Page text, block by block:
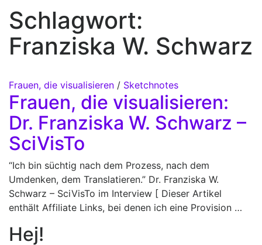
Schlagwort:
Franziska W. Schwarz
Frauen, die visualisieren / Sketchnotes
Frauen, die visualisieren:
Dr. Franziska W. Schwarz –
SciVisTo
“Ich bin süchtig nach dem Prozess, nach dem
Umdenken, dem Translatieren.” Dr. Franziska W.
Schwarz – SciVisTo im Interview [ Dieser Artikel
enthält Affiliate Links, bei denen ich eine Provision …
Hej!